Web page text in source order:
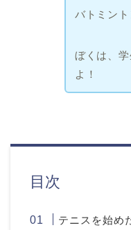
バトミン
ぼくは、
よ！
目次
テニスを始め